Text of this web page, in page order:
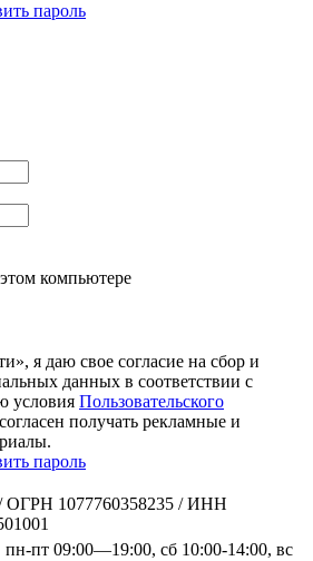
пароль
компьютере
я даю свое согласие на сбор и
данных в соответствии с
условия Пользовательского
получать рекламные и
пароль
1077760358235 / ИНН
пн-пт 09:00—19:00, сб 10:00-14:00, вс